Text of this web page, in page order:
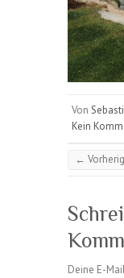
Von
Kein
←
Deine E-